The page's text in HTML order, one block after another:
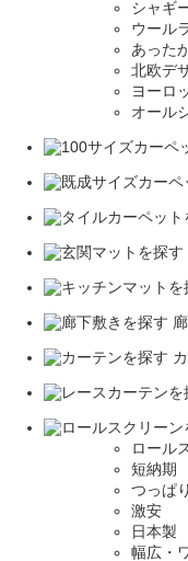
シャギ
ウール
あった
北欧デ
ヨーロ
オール
ロール
短納期
つっぱり
激安
日本製
幅広・